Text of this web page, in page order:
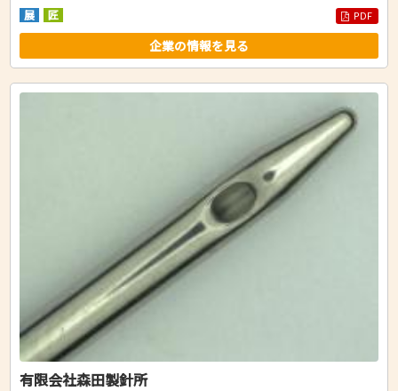
展
匠 PDF
企業の情報を見る
有限会社森田製針所